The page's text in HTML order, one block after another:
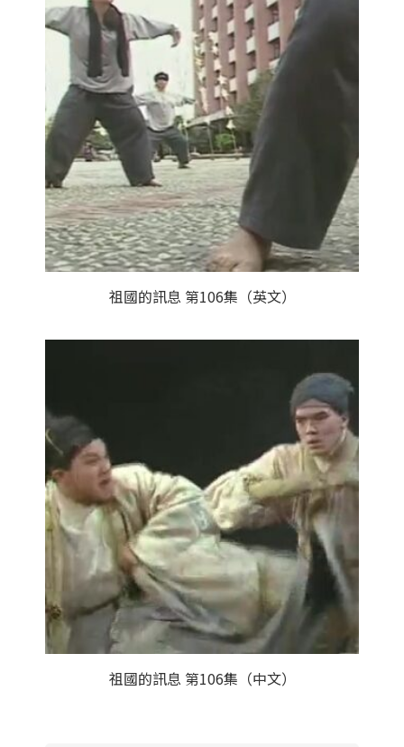
祖國的訊息 第106集（英文）
祖國的訊息 第106集（中文）